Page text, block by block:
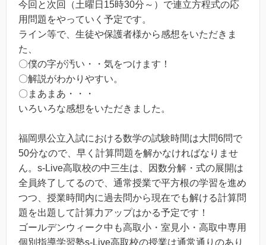
今回と次回（土曜日15時30分～）で連立方程式の応
用問題をやっていく予定です。
ライン等で、生徒や保護者様から感想をいただきま
た、
〇僕の字が汚い・・気をつけます！
〇解説がわかりやすい。
〇まあまあ・・・
いろいろな感想をいただきました。
福岡県公立入試における数学の試験時間は大問6問で
50分なので、早く計算問題を解かなければなりませ
ん。s-Live高取校の中三生は、因数分解・式の展開は
全員終了してるので、通常授業で平方根の学習を進め
つつ、授業時間内に過去問から現在でも解ける計算問
題を出題して計算力アップはかる予定です！
ゴールデンウィーク中も高取小・室見小・高取中専用
個別指導学習塾s-Live高取校の授業は通常通りのあり